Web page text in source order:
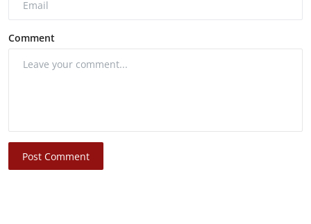
Comment
Post Comment